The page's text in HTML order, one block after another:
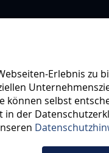
WIR
SHOP
Erlebnis zu
selbst
der